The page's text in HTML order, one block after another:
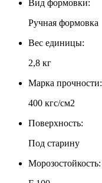
Вид формовки:
Ручная формовка
Вес единицы:
2,8 кг
Марка прочности:
400 кгс/см2
Поверхность:
Под старину
Морозостойкость: